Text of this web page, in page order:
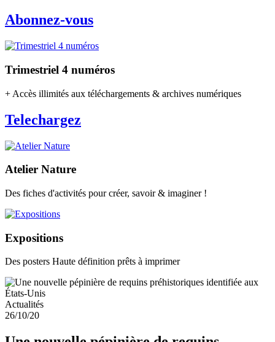
Abonnez-vous
Trimestriel 4 numéros
+ Accès illimités aux téléchargements & archives numériques
Telechargez
Atelier Nature
Des fiches d'activités pour créer, savoir & imaginer !
Expositions
Des posters Haute définition prêts à imprimer
Actualités
26/10/20